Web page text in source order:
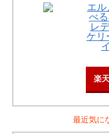
エ
べ
レ
ケリ
楽
最近気に